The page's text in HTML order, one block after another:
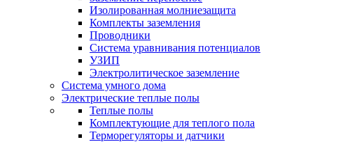
Изолированная молниезащита
Комплекты заземления
Проводники
Система уравнивания потенциалов
УЗИП
Электролитическое заземление
Система умного дома
Электрические теплые полы
Теплые полы
Комплектующие для теплого пола
Терморегуляторы и датчики